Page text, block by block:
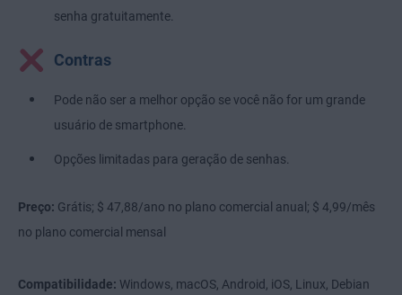
senha gratuitamente.
Contras
Pode não ser a melhor opção se você não for um grande
usuário de smartphone.
Opções limitadas para geração de senhas.
Preço: Grátis; $ 47,88/ano no plano comercial anual; $ 4,99/mês
no plano comercial mensal
Compatibilidade: Windows, macOS, Android, iOS, Linux, Debian